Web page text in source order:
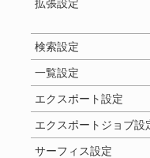
拡張設定
検索設定
一覧設定
エクスポート設定
エクスポートジョブ設
サーフィス設定